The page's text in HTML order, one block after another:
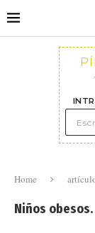
Home
Niños